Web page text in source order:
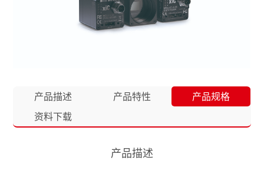
产品描述 产品特性
产品规格
资料下载
产品描述